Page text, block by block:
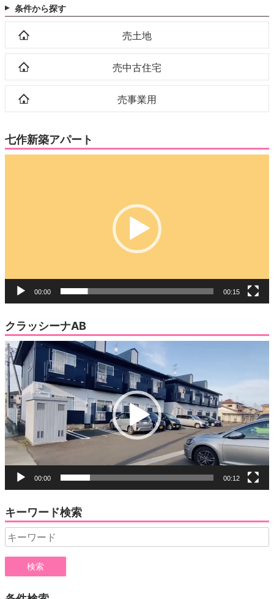
条件から探す
売土地
売中古住宅
売事業用
七作新築アパート
00:00 00:15
クラッシーナAB
動
画
プ
レ
ー
ヤ
ー
00:00 00:12
キーワード検索
Search
for: